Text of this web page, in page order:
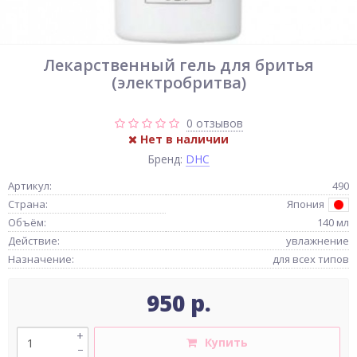
Лекарственный гель для бритья
(электробритва)
0 отзывов
Нет в наличии
Бренд: DHC
Артикул:
490
Страна:
Япония
Объём:
140 мл
Действие:
увлажнение
Назначение:
для всех типов
950 р.
–
+
Купить